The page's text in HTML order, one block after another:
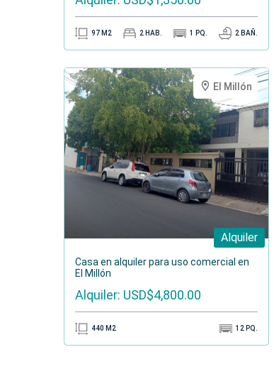
97 M2 2 HAB. 1 PQ. 2 BAÑ.
El Millón
Alquiler
Casa en alquiler para uso comercial en
El Millón
Alquiler: USD$4,800.00
440 M2 12 PQ.